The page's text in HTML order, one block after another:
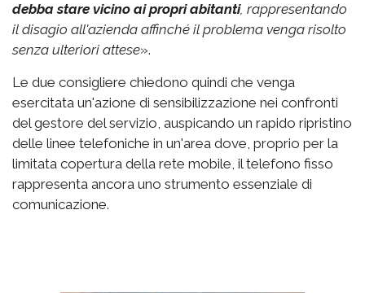
debba stare vicino ai propri abitanti, rappresentando
il disagio all'azienda affinché il problema venga risolto
senza ulteriori attese».
Le due consigliere chiedono quindi che venga
esercitata un'azione di sensibilizzazione nei confronti
del gestore del servizio, auspicando un rapido ripristino
delle linee telefoniche in un'area dove, proprio per la
limitata copertura della rete mobile, il telefono fisso
rappresenta ancora uno strumento essenziale di
comunicazione.